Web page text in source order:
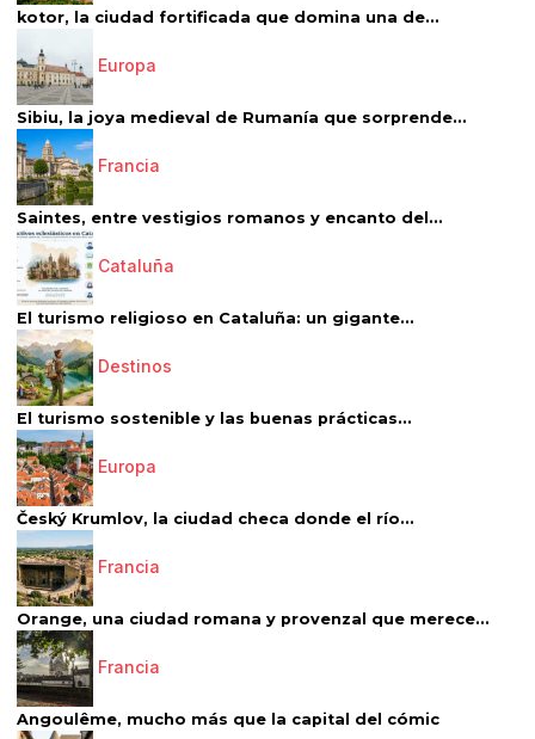
kotor, la ciudad fortificada que domina una de...
Europa
Sibiu, la joya medieval de Rumanía que sorprende...
Francia
Saintes, entre vestigios romanos y encanto del...
Cataluña
El turismo religioso en Cataluña: un gigante...
Destinos
El turismo sostenible y las buenas prácticas...
Europa
Český Krumlov, la ciudad checa donde el río...
Francia
Orange, una ciudad romana y provenzal que merece...
Francia
Angoulême, mucho más que la capital del cómic